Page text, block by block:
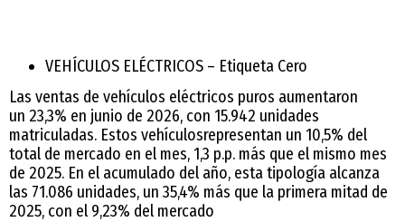
VEHÍCULOS ELÉCTRICOS – Etiqueta Cero
Las ventas de vehículos eléctricos puros aumentaron
un 23,3% en junio de 2026, con 15.942 unidades
matriculadas. Estos vehículosrepresentan un 10,5% del
total de mercado en el mes, 1,3 p.p. más que el mismo mes
de 2025. En el acumulado del año, esta tipología alcanza
las 71.086 unidades, un 35,4% más que la primera mitad de
2025, con el 9,23% del mercado